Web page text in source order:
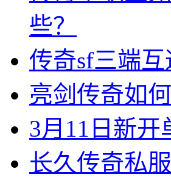
些？
传奇sf三端
亮剑传奇如
3月11日新
长久传奇私